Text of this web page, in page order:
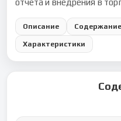
отчёта и внедрения в
Описание Содержание
Характеристики